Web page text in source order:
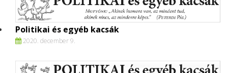
Politikai és egyéb kacsák
2020. december 9.